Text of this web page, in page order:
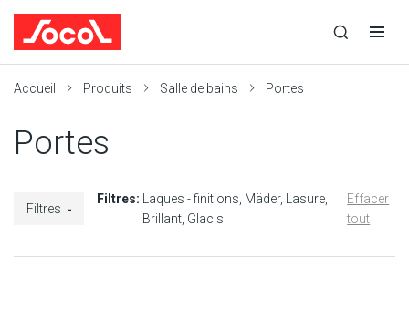
recherche
recherche
navigation
Accueil Produits Salle de bains Portes
Portes
Filtres
Filtres: Laques - finitions Mäder
Lasure
Brillant Glacis
Effacer
tout